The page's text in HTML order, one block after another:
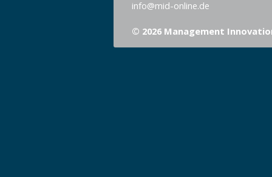
info@mid-online.de
© 2026 Management